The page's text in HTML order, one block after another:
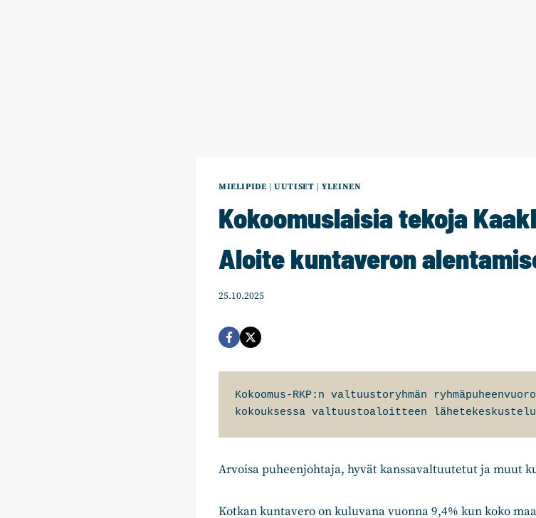
MIELIPIDE |UUTISET |YLEINEN
Kokoomuslaisia tekoja
Aloite kuntaveron
25.10.2025
Kokoomus-RKP:n valtuustoryhmän
kokouksessa valtuustoaloitteen
Arvoisa puheenjohtaja, hyvät kanssavaltuutetut ja muut
Kotkan kuntavero on kuluvana vuonna 9,4% kun koko